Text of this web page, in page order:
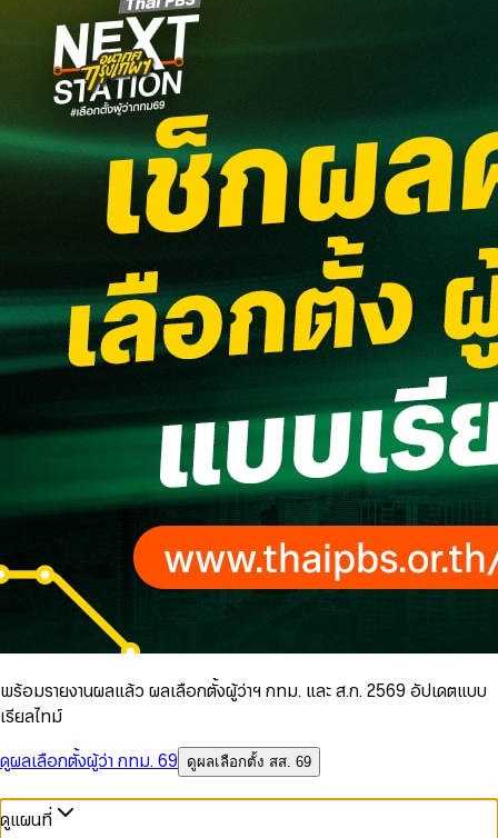
พร้อมรายงานผลแล้ว ผลเลือกตั้งผู้ว่าฯ กทม. และ ส.ก. 2569 อัปเดตแบบ
เรียลไทม์
ดูผลเลือกตั้งผู้ว่า กทม. 69
ดูผลเลือกตั้ง สส. 69
ดูแผนที่